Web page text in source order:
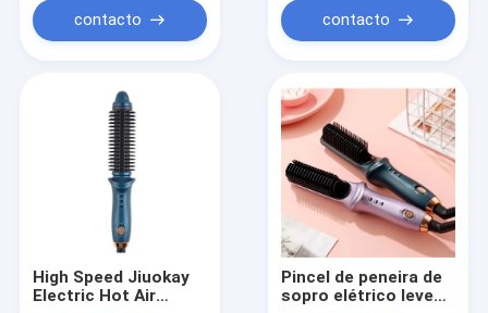
rápidacontacto contacto
High Speed Jiuokay
Electric Hot Air
Pincel de peneira de
sopro elétrico leve